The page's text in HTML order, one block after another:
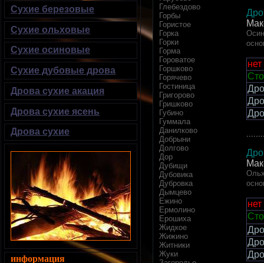
Глебездово
Горбы
Гористое
Горка
Горки
Горма
Гороватое
Горшково
Горячево
Гостиница
Григорово
Гришково
Губино
Гуммала
Данилково
Добрыни
Долгово
Дор
Дубищи
Дубовика
Дубровка
Дымцево
Ежино
Ермолино
Ерошиха
Жидкое
Жижино
Житники
Жуки
Сухие березовые
Сухие ольховые
Сухие осиновые
Сухие дубовые дрова
Дрова сухие акация
Дрова сухие ясень
Дрова сухие
информация